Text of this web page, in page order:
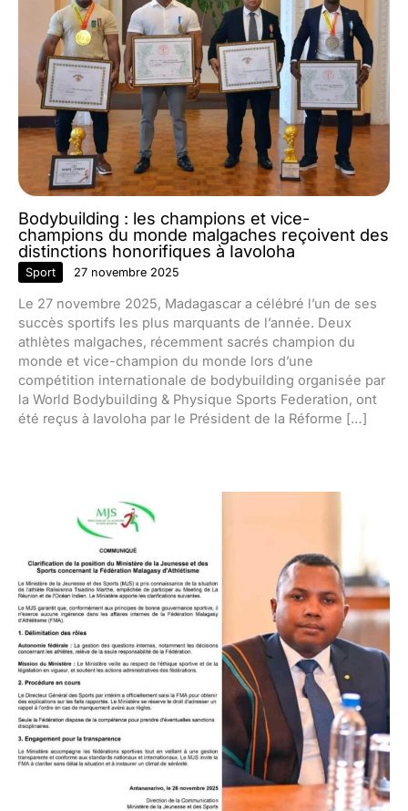
Bodybuilding : les champions et vice-
champions du monde malgaches reçoivent des
distinctions honorifiques à Iavoloha
Sport 27 novembre 2025
Le 27 novembre 2025, Madagascar a célébré l’un de ses
succès sportifs les plus marquants de l’année. Deux
athlètes malgaches, récemment sacrés champion du
monde et vice-champion du monde lors d’une
compétition internationale de bodybuilding organisée par
la World Bodybuilding & Physique Sports Federation, ont
été reçus à Iavoloha par le Président de la Réforme […]